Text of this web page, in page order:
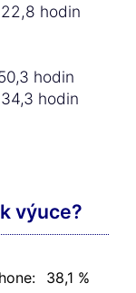
hodin
hodin
hodin
výuce?
38,1 %